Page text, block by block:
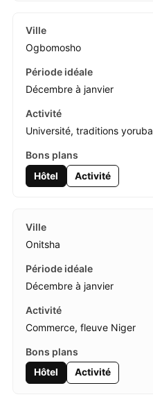
Ogbomosho
Décembre à janvier
Université, traditions yoruba
Hôtel Activité
Onitsha
Décembre à janvier
Commerce, fleuve Niger
Hôtel Activité